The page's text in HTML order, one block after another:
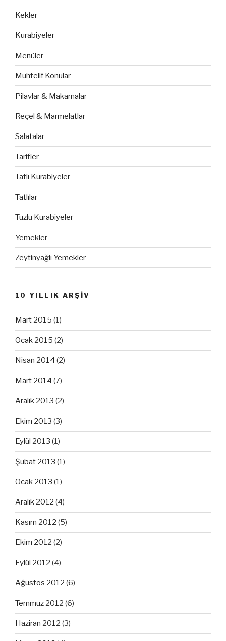
Kekler
Kurabiyeler
Menüler
Muhtelif Konular
Pilavlar & Makarnalar
Reçel & Marmelatlar
Salatalar
Tarifler
Tatlı Kurabiyeler
Tatlılar
Tuzlu Kurabiyeler
Yemekler
Zeytinyağlı Yemekler
10 YILLIK ARŞİV
Mart 2015 (1)
Ocak 2015 (2)
Nisan 2014 (2)
Mart 2014 (7)
Aralık 2013 (2)
Ekim 2013 (3)
Eylül 2013 (1)
Şubat 2013 (1)
Ocak 2013 (1)
Aralık 2012 (4)
Kasım 2012 (5)
Ekim 2012 (2)
Eylül 2012 (4)
Ağustos 2012 (6)
Temmuz 2012 (6)
Haziran 2012 (3)